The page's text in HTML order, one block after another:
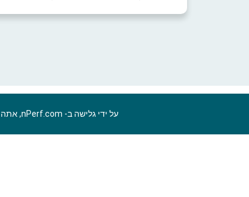
על ידי גלישה ב- nPerf.com, אתה מסכים ל